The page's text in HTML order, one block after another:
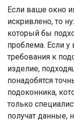
Если ваше окно
искривлено, то
который бы
проблема. Если у
требования к
изделие,
понадобятся
подоконника,
только
получат данные,